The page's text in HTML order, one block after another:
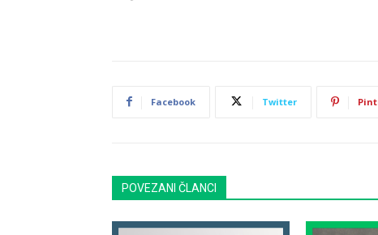
Facebook Twitter
POVEZANI ČLANCI